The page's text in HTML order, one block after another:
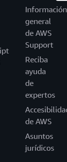
Información
general
de AWS
Support
Reciba
ayuda
de
expertos
de AWS
Asuntos
jurídicos